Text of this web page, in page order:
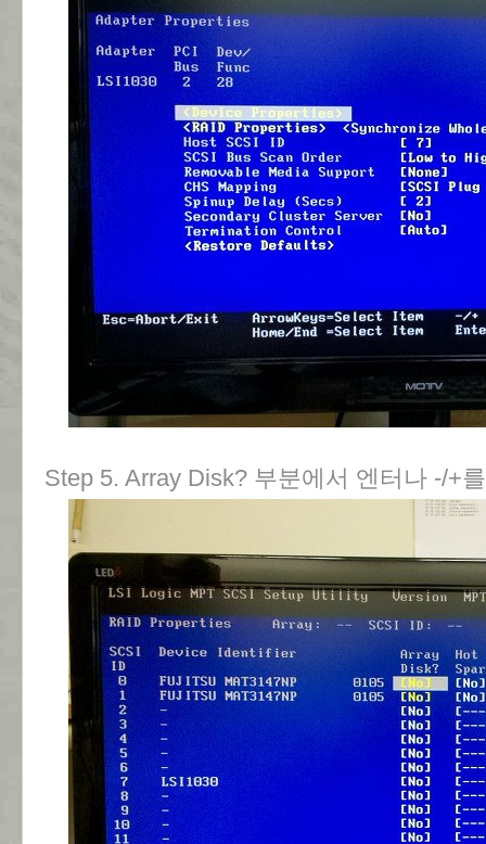
Step 5. Array Disk? 부분에서 엔터나 -/+